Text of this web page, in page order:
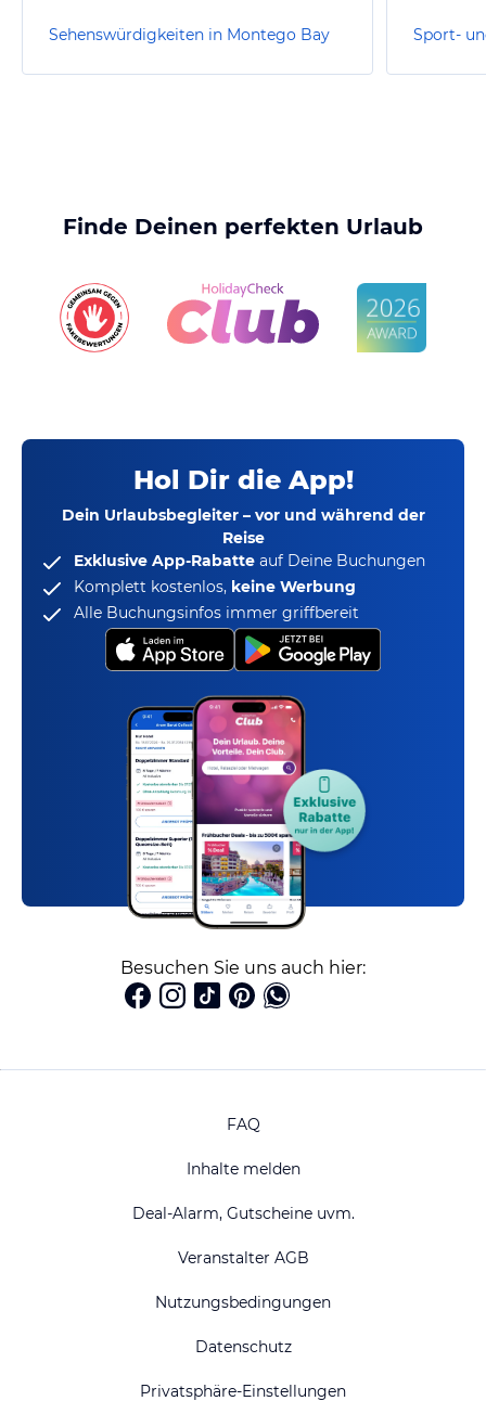
Sehenswürdigkeiten in Montego Bay
Finde Deinen perfekten Urlaub
Hol Dir die App!
Dein Urlaubsbegleiter – vor und während der
Reise
Exklusive App-Rabatte auf Deine Buchungen
Komplett kostenlos, keine Werbung
Alle Buchungsinfos immer griffbereit
Besuchen Sie uns auch hier:
FAQ
Inhalte melden
Deal-Alarm, Gutscheine uvm.
Veranstalter AGB
Nutzungsbedingungen
Datenschutz
Privatsphäre-Einstellungen